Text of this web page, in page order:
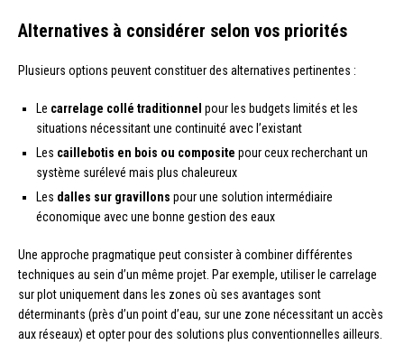
Alternatives à considérer selon vos priorités
Plusieurs options peuvent constituer des alternatives pertinentes :
Le carrelage collé traditionnel pour les budgets limités et les
situations nécessitant une continuité avec l’existant
Les caillebotis en bois ou composite pour ceux recherchant un
système surélevé mais plus chaleureux
Les dalles sur gravillons pour une solution intermédiaire
économique avec une bonne gestion des eaux
Une approche pragmatique peut consister à combiner différentes
techniques au sein d’un même projet. Par exemple, utiliser le carrelage
sur plot uniquement dans les zones où ses avantages sont
déterminants (près d’un point d’eau, sur une zone nécessitant un accès
aux réseaux) et opter pour des solutions plus conventionnelles ailleurs.